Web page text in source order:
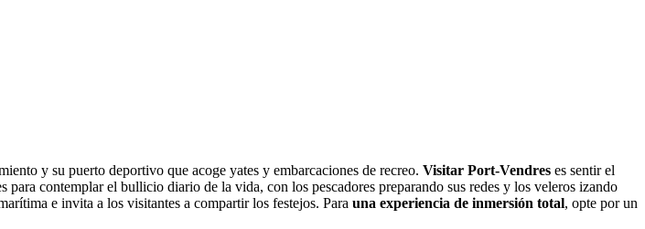
y su puerto deportivo que acoge yates y embarcaciones de recreo. Visitar Port-Vendres es sentir el
contemplar el bullicio diario de la vida, con los pescadores preparando sus redes y los veleros izando
e invita a los visitantes a compartir los festejos. Para una experiencia de inmersión total, opte por un